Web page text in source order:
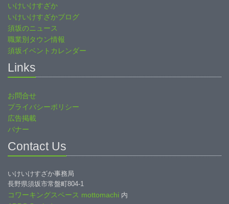
いけいけすざか
いけいけすざかブログ
須坂のニュース
職業別タウン情報
須坂イベントカレンダー
Links
お問合せ
プライバシーポリシー
広告掲載
バナー
Contact Us
いけいけすざか事務局
長野県須坂市常盤町804-1
コワーキングスペース mottomachi 内